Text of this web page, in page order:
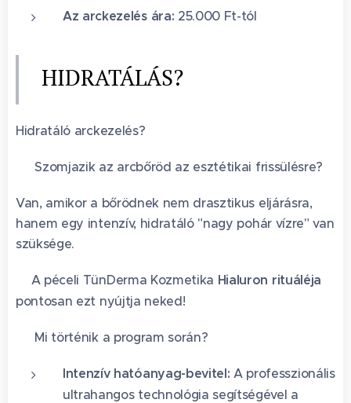
Az arckezelés ára: 25.000 Ft-tól
HIDRATÁLÁS?
Hidratáló arckezelés?
💦 Szomjazik az arcbőröd az esztétikai frissülésre?
Van, amikor a bőrödnek nem drasztikus eljárásra,
hanem egy intenzív, hidratáló "nagy pohár vízre" van
szüksége.
🥤A péceli TünDerma Kozmetika Hialuron rituáléja
pontosan ezt nyújtja neked!
✨ Mi történik a program során?
Intenzív hatóanyag-bevitel: A professzionális
ultrahangos technológia segítségével a